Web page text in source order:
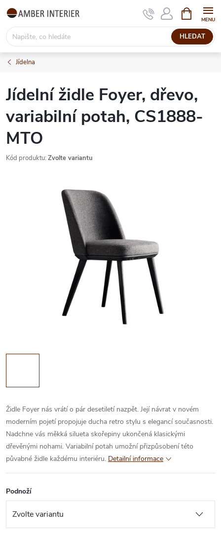
Přejít
obsah
HLEDAT
NÁKUPNÍ
KOŠÍK
Jídelna
Jídelní židle Foyer, dřevo,
variabilní potah, CS1888-
MTO
Kód produktu: Zvolte variantu
Židle Foyer nás vrátí o pár desetiletí nazpět. Její návrat v novém
moderním pojetí propojuje ducha retro stylu s elegancí současnosti.
Nadchne vás měkká silueta skořepiny ukončená klasickými
dřevěnými nohami. Variabilní potah umožní přizpůsobení této
půvabné židle každému interiéru. Detailní informace
Podnoží